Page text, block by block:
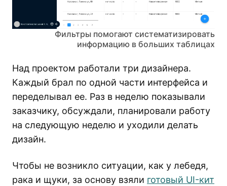
Фильтры помогают систематизировать
информацию в больших таблицах
Над проектом работали три дизайнера.
Каждый брал по одной части интерфейса и
переделывал ее. Раз в неделю показывали
заказчику, обсуждали, планировали работу
на следующую неделю и уходили делать
дизайн.
Чтобы не возникло ситуации, как у лебедя,
рака и щуки, за основу взяли готовый UI-кит